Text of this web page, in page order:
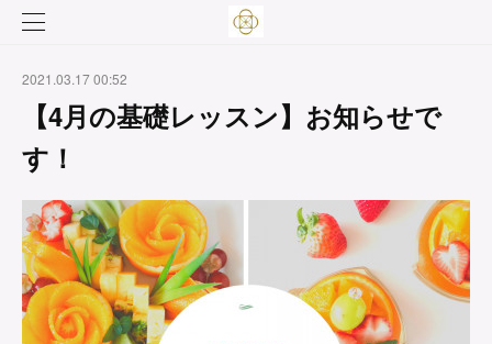
2021.03.17 00:52
【4月の基礎レッスン】お知らせで
す！